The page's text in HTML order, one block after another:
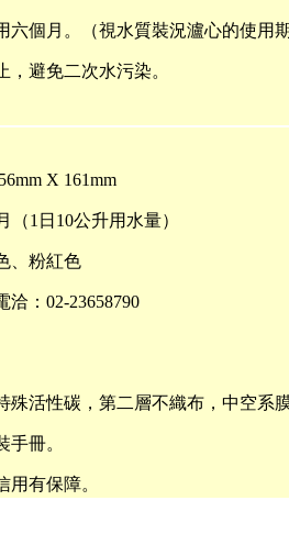
六個月。（視水質裝況瀘心的使用
避免二次水污染。
X 161mm
（1日10公升用水量）
、粉紅色
：02-23658790
殊活性碳，第二層不織布，中空系
手冊。
用有保障。